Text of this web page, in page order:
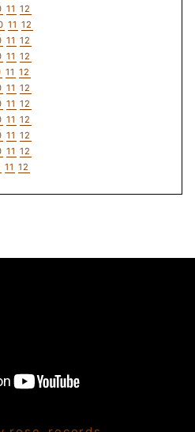
11 12
11 12
11 12
11 12
11 12
11 12
11 12
11 12
11 12
11 12
11 12